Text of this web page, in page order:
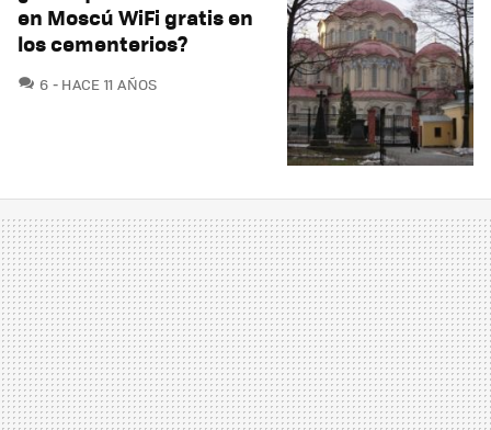
en Moscú WiFi gratis en
los cementerios?
6 COMENTARIOS
HACE 11 AÑOS